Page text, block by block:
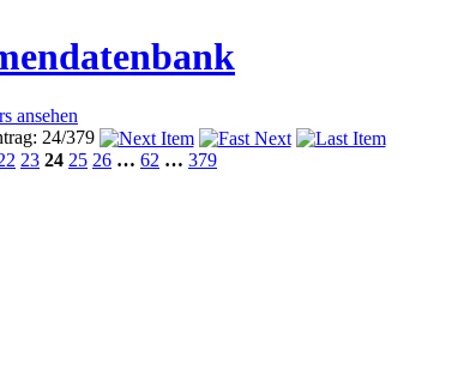
ansehen
24/379
23 24 25 26 … 62 … 379